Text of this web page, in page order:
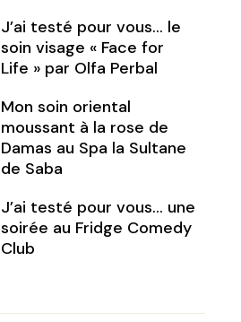
J’ai testé pour vous… le
soin visage « Face for
Life » par Olfa Perbal
Mon soin oriental
moussant à la rose de
Damas au Spa la Sultane
de Saba
J’ai testé pour vous… une
soirée au Fridge Comedy
Club